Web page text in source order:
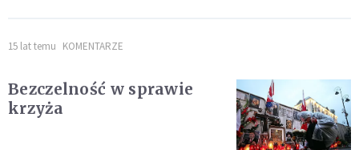
15 lat temu KOMENTARZE
Bezczelność w sprawie
krzyża